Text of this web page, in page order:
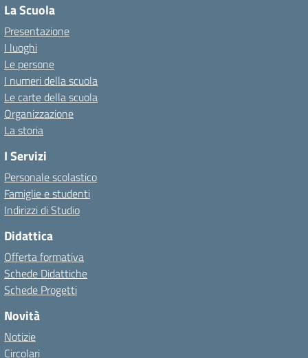
La Scuola
Presentazione
I luoghi
Le persone
I numeri della scuola
Le carte della scuola
Organizzazione
La storia
I Servizi
Personale scolastico
Famiglie e studenti
Indirizzi di Studio
Didattica
Offerta formativa
Schede Didattiche
Schede Progetti
Novità
Notizie
Circolari